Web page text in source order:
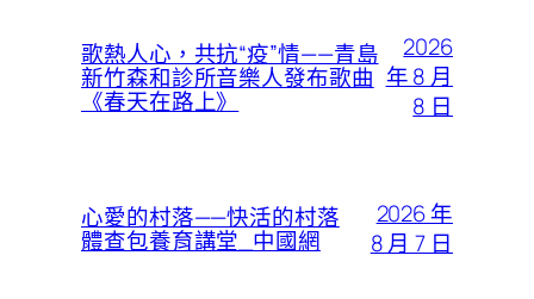
歌熱人心，共抗“疫”情——青島
新竹森和診所音樂人發布歌曲
《春天在路上》
2026
年 8 月
8 日
心愛的村落——快活的村落
體查包養育講堂_中國網
2026 年
8 月 7 日